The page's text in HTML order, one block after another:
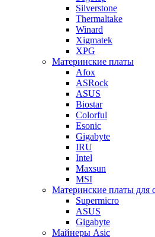
Silverstone
Thermaltake
Winard
Xigmatek
XPG
Материнские платы
Afox
ASRock
ASUS
Biostar
Colorful
Esonic
Gigabyte
IRU
Intel
Maxsun
MSI
Материнские платы для
Supermicro
ASUS
Gigabyte
Майнеры Asic